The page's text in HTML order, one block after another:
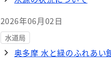
2026年06月02日
水道局
奥多摩 水と緑のふれあい